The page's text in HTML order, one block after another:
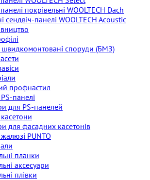
покрівельні WOOLTECH Dach
сендвіч-панелі WOOLTECH Acoustic
швидкомонтовані споруди (БМЗ)
профнастил
панелі
для PS-панелей
для фасадних касетонів
PUNTO
планки
аксесуари
плівки